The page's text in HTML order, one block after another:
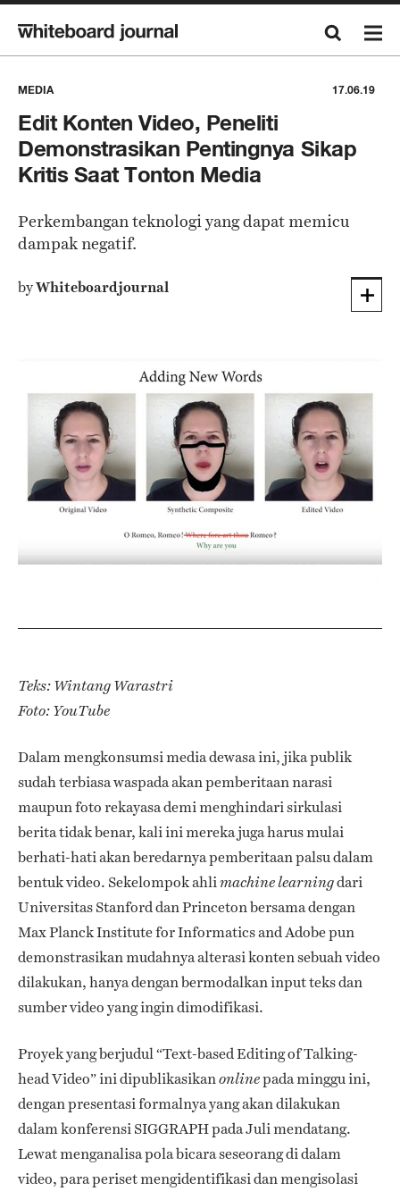
MEDIA 17.06.19
Edit Konten Video, Peneliti
Demonstrasikan Pentingnya Sikap
Kritis Saat Tonton Media
Perkembangan teknologi yang dapat memicu
dampak negatif.
byWhiteboardjournal
Teks: Wintang Warastri
Foto: YouTube
Dalam mengkonsumsi media dewasa ini, jika publik
sudah terbiasa waspada akan pemberitaan narasi
maupun foto rekayasa demi menghindari sirkulasi
berita tidak benar, kali ini mereka juga harus mulai
berhati-hati akan beredarnya pemberitaan palsu dalam
bentuk video. Sekelompok ahlimachine learningdari
Universitas Stanford dan Princeton bersama dengan
Max Planck Institute for Informatics and Adobepun
demonstrasikan mudahnya alterasi konten sebuah video
dilakukan, hanya dengan bermodalkan input teks dan
sumber video yang ingin dimodifikasi.
Proyek yang berjudul “Text-based Editing of Talking-
head Video” ini dipublikasikanonlinepada minggu ini,
dengan presentasi formalnya yang akan dilakukan
dalam konferensi SIGGRAPH pada Juli mendatang.
Lewat menganalisa pola bicara seseorang di dalam
video, para periset mengidentifikasi dan mengisolasi